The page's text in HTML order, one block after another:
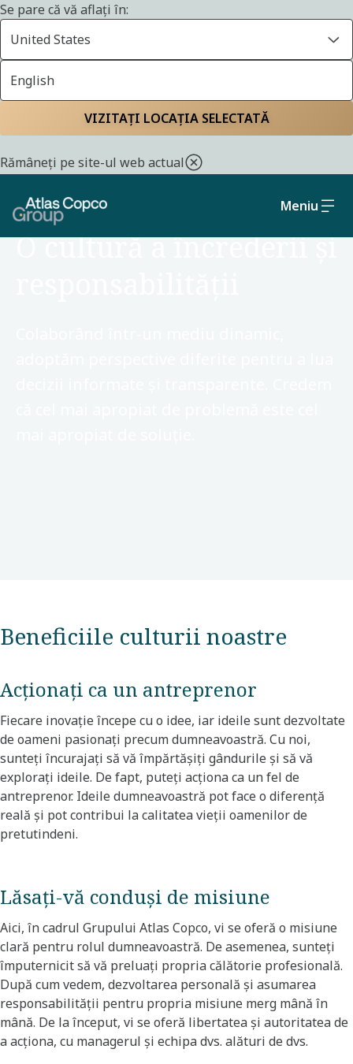
Se pare că vă aflați în:
United States
English
VIZITAȚI LOCAȚIA SELECTATĂ
Rămâneți pe site-ul web actual
Meniu
Motive pentru a vă alătura
MOTIVE PENTRU A VĂ ANGAJA
O cultură a încrederii și
Beneficiile culturii noastre
Acționați ca un antreprenor​
Fiecare inovație începe cu o idee, iar ideile sunt dezvoltate
de oameni pasionați precum dumneavoastră. Cu noi,
sunteți încurajați să vă împărtășiți gândurile și să vă
explorați ideile. De fapt, puteți acționa ca un fel de
antreprenor. Ideile dumneavoastră pot face o diferență
reală și pot contribui la calitatea vieții oamenilor de
pretutindeni.​
Lăsați-vă conduși de misiune​
Aici, în cadrul Grupului Atlas Copco, vi se oferă o misiune
clară pentru rolul dumneavoastră. De asemenea, sunteți
împuternicit să vă preluați propria călătorie profesională.
După cum vedem, dezvoltarea personală și asumarea
responsabilității pentru propria misiune merg mână în
mână. De la început, vi se oferă libertatea și autoritatea de
a acționa, cu managerul și echipa dvs. alături de dvs. ​